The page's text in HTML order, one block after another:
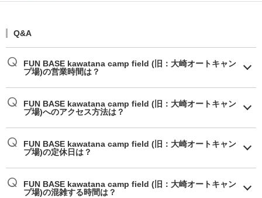
Q&A
FUN BASE kawatana camp field (旧：大崎オートキャン
プ場)の営業時間は？
FUN BASE kawatana camp field (旧：大崎オートキャン
プ場)へのアクセス方法は？
FUN BASE kawatana camp field (旧：大崎オートキャン
プ場)の定休日は？
FUN BASE kawatana camp field (旧：大崎オートキャン
プ場)の混雑する時間は？